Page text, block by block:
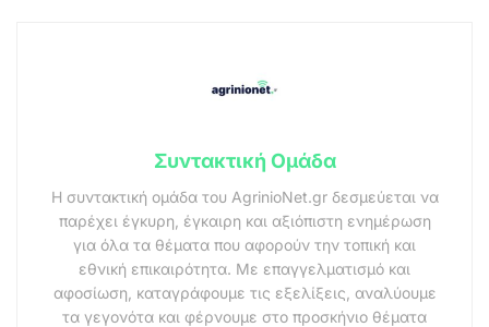
Συντακτική Ομάδα
Η συντακτική ομάδα του AgrinioNet.gr δεσμεύεται να
παρέχει έγκυρη, έγκαιρη και αξιόπιστη ενημέρωση
για όλα τα θέματα που αφορούν την τοπική και
εθνική επικαιρότητα. Με επαγγελματισμό και
αφοσίωση, καταγράφουμε τις εξελίξεις, αναλύουμε
τα γεγονότα και φέρνουμε στο προσκήνιο θέματα